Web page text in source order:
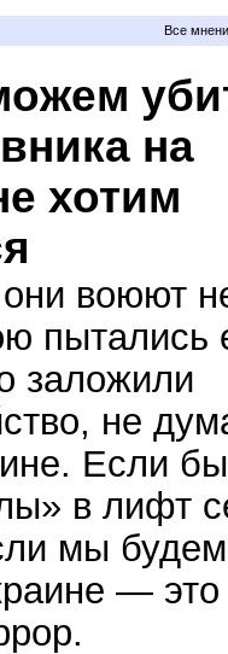
Все
на
хотим
воюют
пытались
заложили
не
Если бы
в лифт
мы будем
— это